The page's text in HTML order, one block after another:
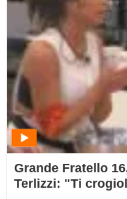
Grande Fratello
Terlizzi: "Ti